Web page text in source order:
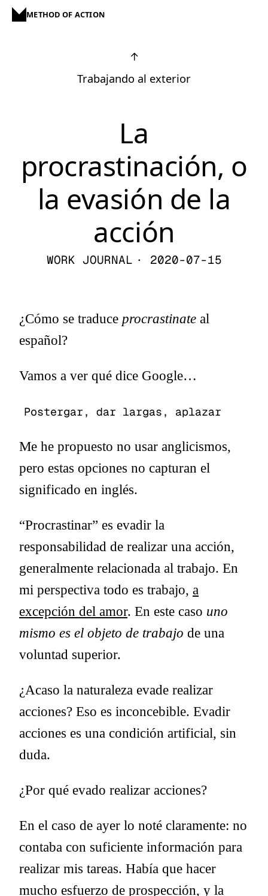
METHOD OF ACTION
↑
Trabajando al exterior
La
procrastinación, o
la evasión de la
acción
WORK JOURNAL · 2020-07-15
¿Cómo se traduce procrastinate al
español?
Vamos a ver qué dice Google…
Postergar, dar largas, aplazar
Me he propuesto no usar anglicismos,
pero estas opciones no capturan el
significado en inglés.
“Procrastinar” es evadir la
responsabilidad de realizar una acción,
generalmente relacionada al trabajo. En
mi perspectiva todo es trabajo, a
excepción del amor. En este caso uno
mismo es el objeto de trabajo de una
voluntad superior.
¿Acaso la naturaleza evade realizar
acciones? Eso es inconcebible. Evadir
acciones es una condición artificial, sin
duda.
¿Por qué evado realizar acciones?
En el caso de ayer lo noté claramente: no
contaba con suficiente información para
realizar mis tareas. Había que hacer
mucho esfuerzo de prospección, y la